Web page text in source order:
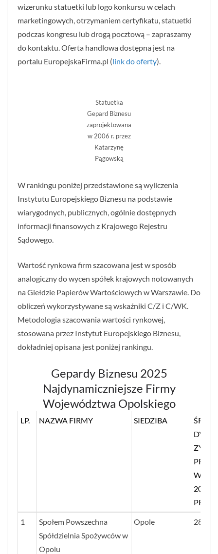
wizerunku statuetki lub logo konkursu w celach
marketingowych, otrzymaniem certyfikatu, statuetki
podczas kongresu lub drogą pocztową – zapraszamy
do kontaktu. Oferta handlowa dostępna jest na
portalu EuropejskaFirma.pl (link do oferty).
Statuetka
Gepard Biznesu
zaprojektowana
w 2006 r. przez
Katarzynę
Pągowską
W rankingu poniżej przedstawione są wyliczenia
Instytutu Europejskiego Biznesu na podstawie
wiarygodnych, publicznych, ogólnie dostępnych
informacji finansowych z Krajowego Rejestru
Sądowego.
Wartość rynkowa firm szacowana jest w sposób
analogiczny do wycen spółek krajowych notowanych
na Giełdzie Papierów Wartościowych w Warszawie. Do
obliczeń wykorzystywane są wskaźniki C/Z i C/WK.
Metodologia szacowania wartości rynkowej,
stosowana przez Instytut Europejskiego Biznesu,
dokładniej opisana jest poniżej rankingu.
Gepardy Biznesu 2025
Najdynamiczniejsze Firmy
Województwa Opolskiego
LP. NAZWA FIRMY SIEDZIBA
W
PROC.
LP.
NAZWA FIRMY SIEDZIBA
1
Społem Powszechna
Spółdzielnia Spożywców w
Opolu
Opole 2856